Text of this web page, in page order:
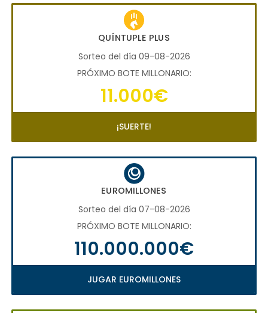
QUÍNTUPLE PLUS
Sorteo del día 09-08-2026
PRÓXIMO BOTE MILLONARIO:
11.000€
¡SUERTE!
EUROMILLONES
Sorteo del día 07-08-2026
PRÓXIMO BOTE MILLONARIO:
110.000.000€
JUGAR EUROMILLONES